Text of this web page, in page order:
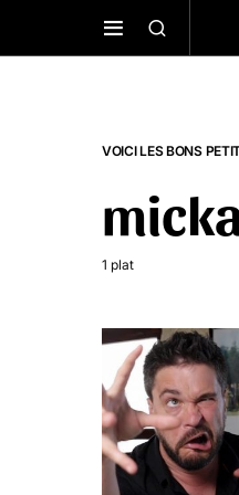
VOICI LES BONS
1 plat